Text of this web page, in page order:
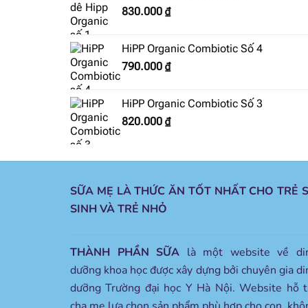
830.000 ₫
HiPP Organic Combiotic Số 4
790.000 ₫
HiPP Organic Combiotic Số 3
820.000 ₫
SỮA MẸ LÀ THỨC ĂN TỐT NHẤT CHO TRẺ
SINH VÀ TRẺ NHỎ
THÀNH PHẦN SỮA là một website về
dưỡng khoa học được xây dựng bởi chuyên gia
dưỡng Trường đại học Y Hà Nội. Website hỗ